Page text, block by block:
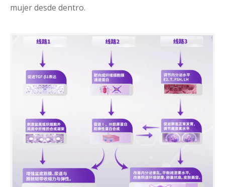
mujer desde dentro.